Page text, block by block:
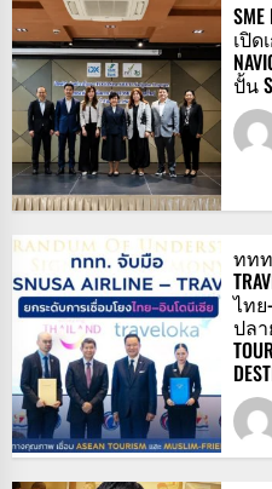
เปิด
ปั้น
ททท.
ไท
ปลา